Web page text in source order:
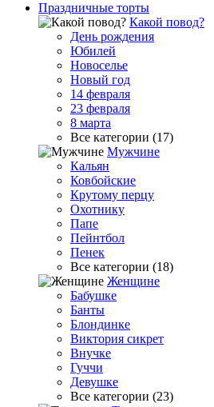
Праздничные торты
Какой повод?
День рождения
Юбилей
Новоселье
Новый год
14 февраля
23 февраля
8 марта
Все категории (17)
Мужчине
Кальян
Ковбойские
Крутому перцу
Охотнику
Папе
Пейнтбол
Пенек
Все категории (18)
Женщине
Бабушке
Банты
Блондинке
Виктория сикрет
Внучке
Гуччи
Девушке
Все категории (23)